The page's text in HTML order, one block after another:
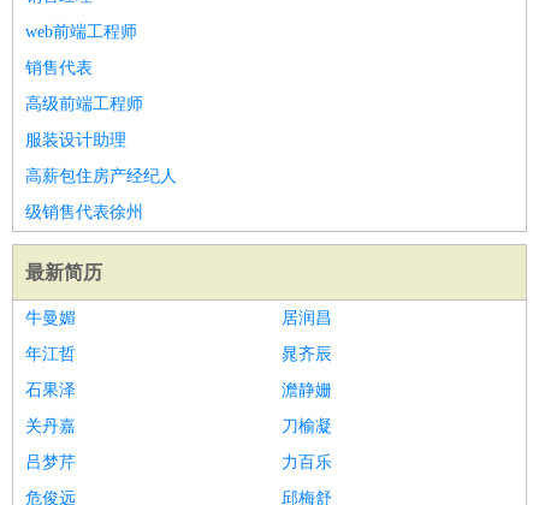
web前端工程师
销售代表
高级前端工程师
服装设计助理
高薪包住房产经纪人
级销售代表徐州
最新简历
牛曼媚
居润昌
年江哲
晁齐辰
石果泽
澹静姗
关丹嘉
刀榆凝
吕梦芹
力百乐
危俊远
邱梅舒